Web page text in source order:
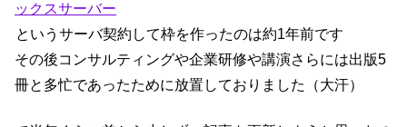
ックスサーバー
というサーバ契約して枠を作ったのは約1年前です
その後コンサルティングや企業研修や講演さらには出版5
冊と多忙であったために放置しておりました（大汗）